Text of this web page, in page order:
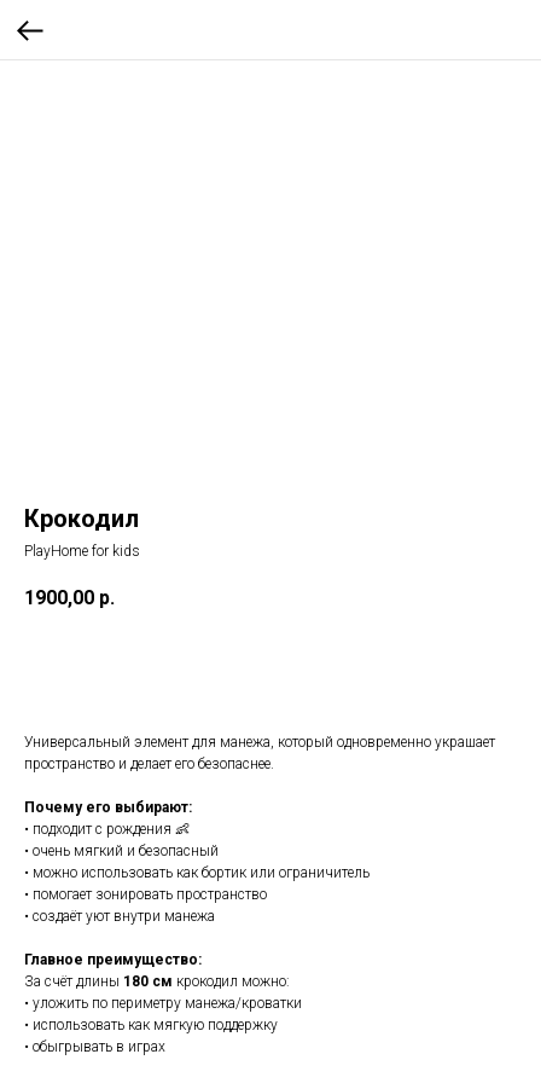
Крокодил
PlayHome for kids
1900,00 р.
Универсальный элемент для манежа, который одновременно украшает
пространство и делает его безопаснее.
Почему его выбирают:
• подходит с рождения 👶
• очень мягкий и безопасный
• можно использовать как бортик или ограничитель
• помогает зонировать пространство
• создаёт уют внутри манежа
Главное преимущество:
За счёт длины 180 см крокодил можно:
• уложить по периметру манежа/кроватки
• использовать как мягкую поддержку
• обыгрывать в играх